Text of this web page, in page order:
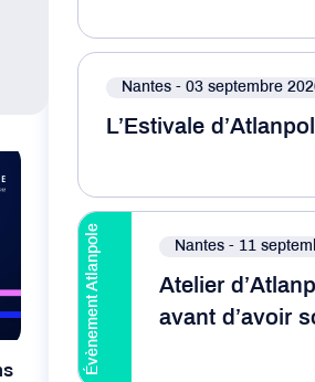
Nantes - 03 septembre
L’Estivale
Évènement Atlanpole Nantes - 11
Atelier
avant d’avoir